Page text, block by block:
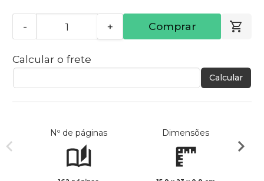
- + Comprar
Calcular o frete
Calcular
Nº de páginas Dimensões